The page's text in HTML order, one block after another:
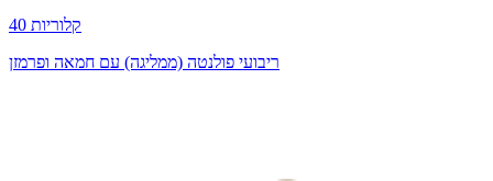
40 קלוריות
ריבועי פולנטה (ממליגה) עם חמאה ופרמזן